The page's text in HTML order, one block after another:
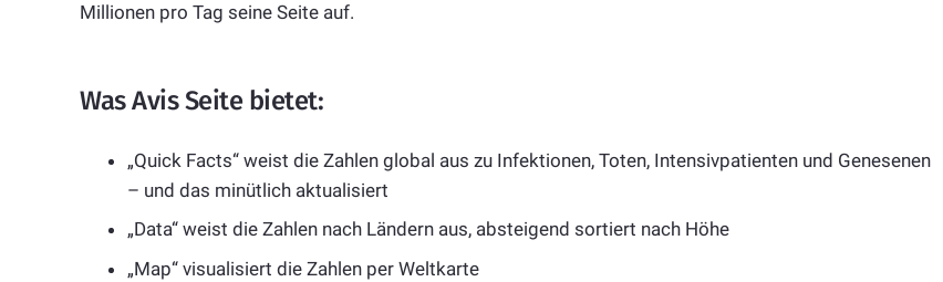
Millionen pro Tag seine Seite auf.
Was Avis Seite bietet:
„Quick Facts“ weist die Zahlen global aus zu Infektionen, Toten, Intensivpatienten und Genesenen
– und das minütlich aktualisiert
„Data“ weist die Zahlen nach Ländern aus, absteigend sortiert nach Höhe
„Map“ visualisiert die Zahlen per Weltkarte